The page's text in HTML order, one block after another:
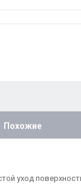
Похожие
уход